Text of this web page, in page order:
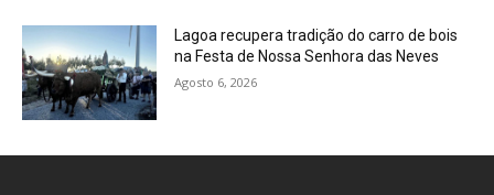
Lagoa recupera tradição do carro de bois
na Festa de Nossa Senhora das Neves
Agosto 6, 2026